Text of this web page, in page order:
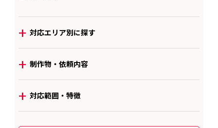
+ 対応エリア別に探す
+ 制作物・依頼内容
+ 対応範囲・特徴